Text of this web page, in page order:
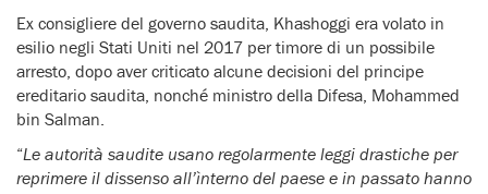
Ex consigliere del governo saudita, Khashoggi era volato in
esilio negli Stati Uniti nel 2017 per timore di un possibile
arresto, dopo aver criticato alcune decisioni del principe
ereditario saudita, nonché ministro della Difesa, Mohammed
bin Salman.
“Le autorità saudite usano regolarmente leggi drastiche per
reprimere il dissenso all’ìnterno del paese e in passato hanno